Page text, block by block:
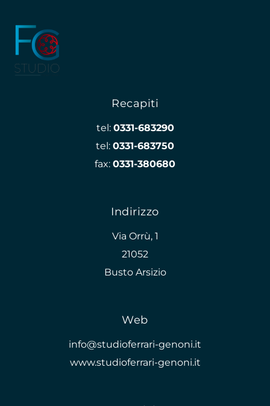
Recapiti
tel: 0331-683290
tel: 0331-683750
fax: 0331-380680
Indirizzo
Via Orrù, 1
21052
Busto Arsizio
Web
info@studioferrari-genoni.it
www.studioferrari-genoni.it